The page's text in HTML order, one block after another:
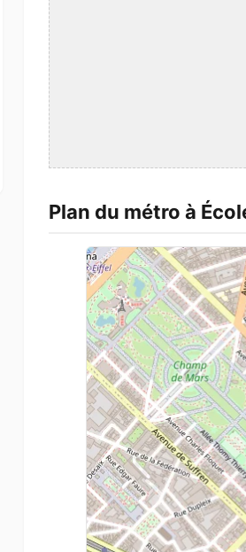
Plan du métro à